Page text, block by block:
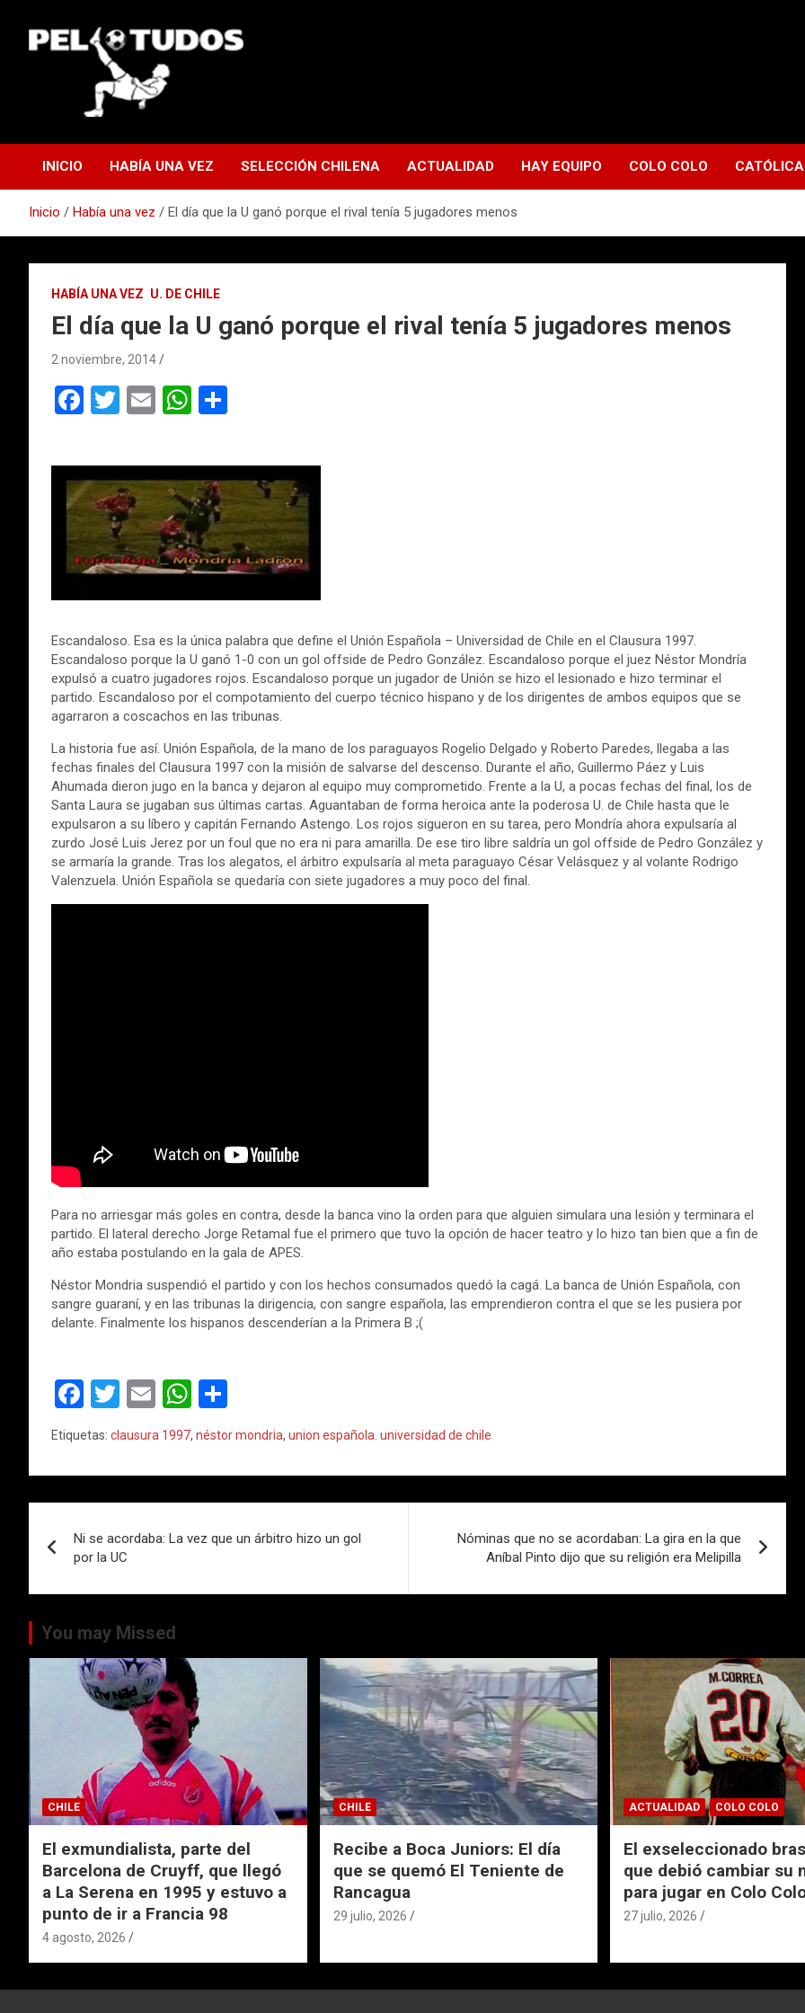
contenido
INICIO HABÍA UNA VEZ SELECCIÓN CHILENA ACTUALIDAD HAY EQUIPO COLO COLO CATÓLICA
Inicio Había una vez El día que la U ganó porque el rival tenía 5 jugadores menos
HABÍA UNA VEZ U. DE CHILE
El día que la U ganó porque el rival tenía 5 jugadores menos
2 noviembre, 2014
F
ce
b
o
o
k
T
tt
er
E
ail
W
at
s
A
p
p
m
p
ar
tir
Escandaloso. Esa es la única palabra que define el Unión Española – Universidad de Chile en el Clausura 1997.
Escandaloso porque la U ganó 1-0 con un gol offside de Pedro González. Escandaloso porque el juez Néstor Mondría
expulsó a cuatro jugadores rojos. Escandaloso porque un jugador de Unión se hizo el lesionado e hizo terminar el
partido. Escandaloso por el compotamiento del cuerpo técnico hispano y de los dirigentes de ambos equipos que se
agarraron a coscachos en las tribunas.
La historia fue así. Unión Española, de la mano de los paraguayos Rogelio Delgado y Roberto Paredes, llegaba a las
fechas finales del Clausura 1997 con la misión de salvarse del descenso. Durante el año, Guillermo Páez y Luis
Ahumada dieron jugo en la banca y dejaron al equipo muy comprometido. Frente a la U, a pocas fechas del final, los de
Santa Laura se jugaban sus últimas cartas. Aguantaban de forma heroica ante la poderosa U. de Chile hasta que le
expulsaron a su líbero y capitán Fernando Astengo. Los rojos sigueron en su tarea, pero Mondría ahora expulsaría al
zurdo José Luis Jerez por un foul que no era ni para amarilla. De ese tiro libre saldría un gol offside de Pedro González y
se armaría la grande. Tras los alegatos, el árbitro expulsaría al meta paraguayo César Velásquez y al volante Rodrigo
Valenzuela. Unión Española se quedaría con siete jugadores a muy poco del final.
Para no arriesgar más goles en contra, desde la banca vino la orden para que alguien simulara una lesión y terminara el
partido. El lateral derecho Jorge Retamal fue el primero que tuvo la opción de hacer teatro y lo hizo tan bien que a fin de
año estaba postulando en la gala de APES.
Néstor Mondria suspendió el partido y con los hechos consumados quedó la cagá. La banca de Unión Española, con
sangre guaraní, y en las tribunas la dirigencia, con sangre española, las emprendieron contra el que se les pusiera por
delante. Finalmente los hispanos descenderían a la Primera B ;(
F
a
ce
b
o
o
k
T
tt
er
E
m
ail
W
h
at
s
A
p
m
p
ar
tir
Etiquetas: clausura 1997, néstor mondria, union española. universidad de chile
de
entradas
Ni se acordaba: La vez que un árbitro hizo un gol
por la UC
Nóminas que no se acordaban: La gira en la que
Aníbal Pinto dijo que su religión era Melipilla
You may Missed
CHILE
El exmundialista, parte del
Barcelona de Cruyff, que llegó
a La Serena en 1995 y estuvo a
punto de ir a Francia 98
4 agosto, 2026
CHILE
Recibe a Boca Juniors: El día
que se quemó El Teniente de
Rancagua
29 julio, 2026
ACTUALIDAD COLO COLO
El exseleccionado
que debió cambiar su
para jugar en Colo
27 julio, 2026